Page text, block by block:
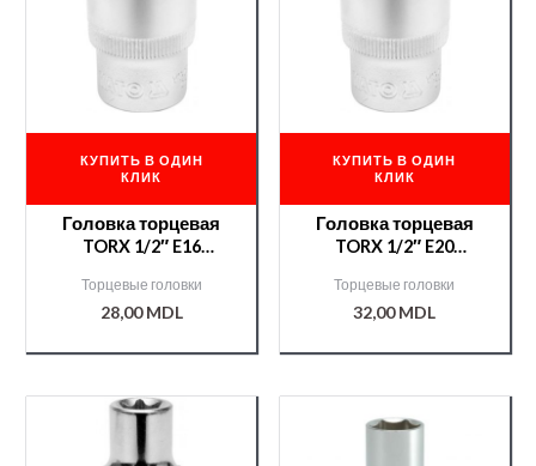
КУПИТЬ В ОДИН
КЛИК
Головка торцевая
TORX 1/2″ E16
Торцевые головки
28,00MDL
КУПИТЬ В ОДИН
КЛИК
Головка торцевая
TORX 1/2″ E20
Торцевые головки
32,00MDL